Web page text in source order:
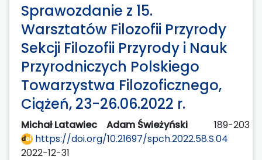
Sprawozdanie z 15.
Warsztatów Filozofii Przyrody
Sekcji Filozofii Przyrody i Nauk
Przyrodniczych Polskiego
Towarzystwa Filozoficznego,
Ciążeń, 23-26.06.2022 r.
Michał Latawiec Adam Świeżyński
189-203
https://doi.org/10.21697/spch.2022.58.S.04
2022-12-31